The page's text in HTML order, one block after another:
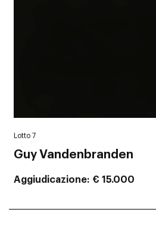
Lotto 7
Guy Vandenbranden
Aggiudicazione € 15.000